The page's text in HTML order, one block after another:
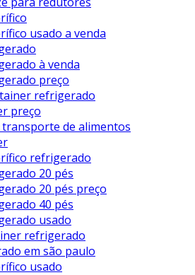
usado a venda
à venda
preço
refrigerado
preço
de alimentos
refrigerado
20 pés
20 pés preço
40 pés
usado
refrigerado
em são paulo
usado